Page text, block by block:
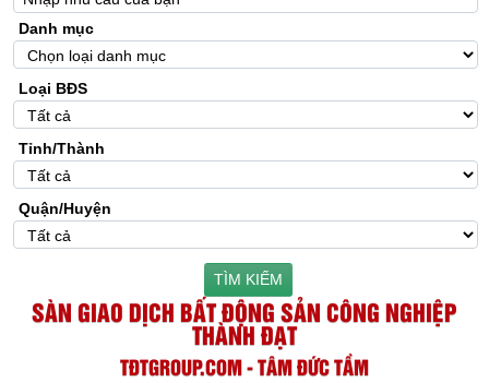
Danh mục
Loại BĐS
Tỉnh/Thành
Quận/Huyện
TÌM KIẾM
SÀN GIAO DỊCH BẤT ĐỘNG SẢN CÔNG NGHIỆP
THÀNH ĐẠT
TĐTGROUP.COM - TÂM ĐỨC TẦM